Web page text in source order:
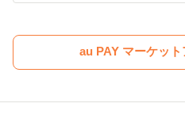
au PAY マーケッ